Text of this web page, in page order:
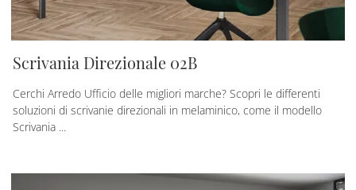
Scrivania Direzionale 02B
Cerchi Arredo Ufficio delle migliori marche? Scopri le differenti
soluzioni di scrivanie direzionali in melaminico, come il modello
Scrivania ...